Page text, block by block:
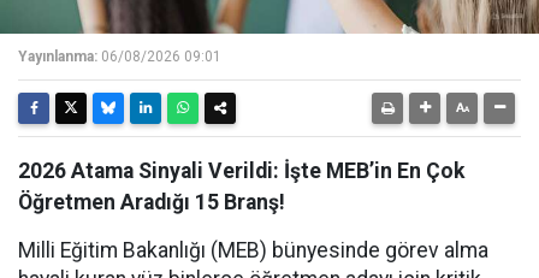
Yayınlanma: 06/08/2026 09:01
2026 Atama Sinyali Verildi: İşte MEB’in En Çok
Öğretmen Aradığı 15 Branş!
Milli Eğitim Bakanlığı (MEB) bünyesinde görev alma